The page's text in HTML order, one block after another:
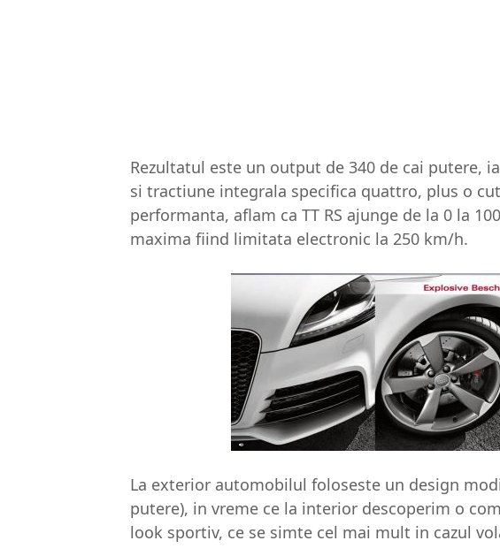
Rezultatul este un output de 340 de cai putere,
si tractiune integrala specifica quattro, plus o
performanta, aflam ca TT RS ajunge de la 0 la
maxima fiind limitata electronic la 250 km/h.
La exterior automobilul foloseste un design
putere), in vreme ce la interior descoperim o
look sportiv, ce se simte cel mai mult in cazul